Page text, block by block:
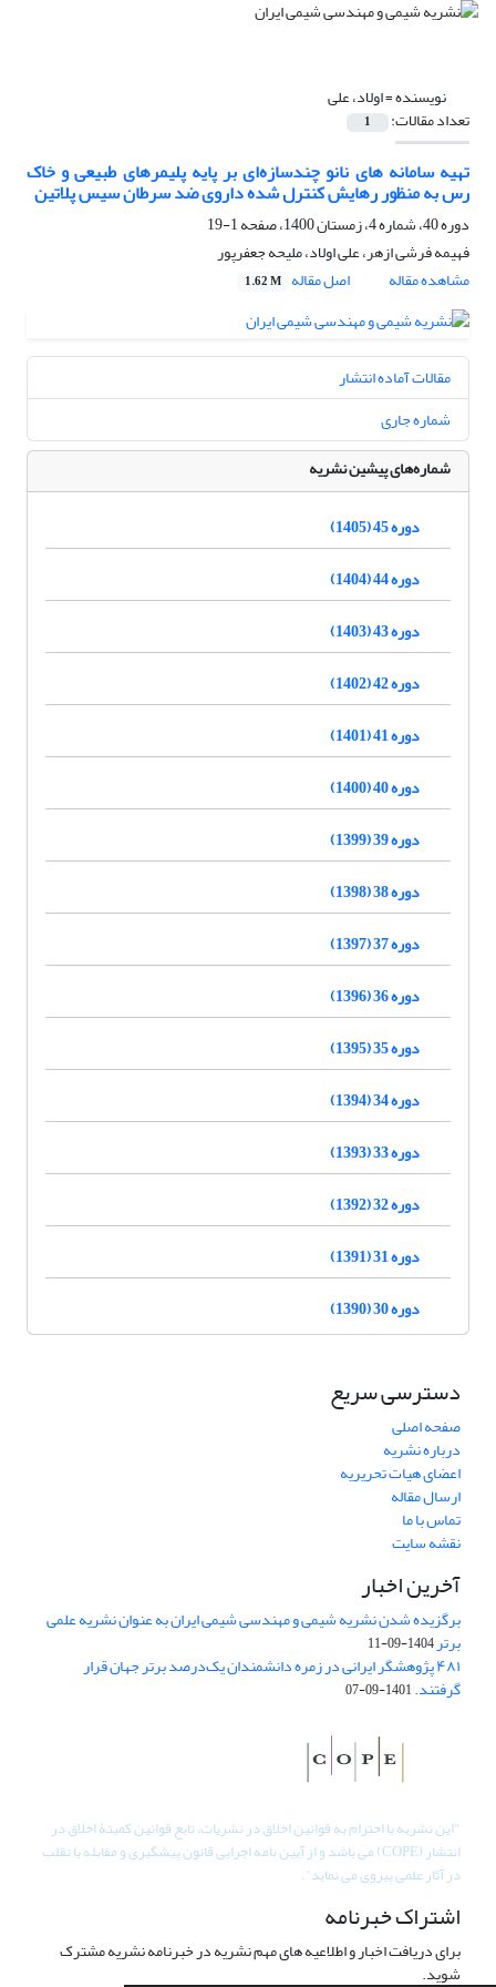
نویسنده =اولاد، علی
تعداد مقالات: 1
تهیه سامانه های نانو چندسازه‌ای بر پایه پلیمرهای طبیعی و خاک
رس به منظور رهایش کنترل شده داروی ضد سرطان سیس پلاتین
دوره 40، شماره 4، زمستان 1400، صفحه
1-19
فهیمه فرشی ازهر، علی اولاد، ملیحه جعفرپور
مشاهده مقاله
اصل مقاله 1.62 M
مقالات آماده انتشار
شماره جاری
شماره‌های پیشین نشریه
دوره 45 (1405)
دوره 44 (1404)
دوره 43 (1403)
دوره 42 (1402)
دوره 41 (1401)
دوره 40 (1400)
دوره 39 (1399)
دوره 38 (1398)
دوره 37 (1397)
دوره 36 (1396)
دوره 35 (1395)
دوره 34 (1394)
دوره 33 (1393)
دوره 32 (1392)
دوره 31 (1391)
دوره 30 (1390)
دسترسی سریع
صفحه اصلی
درباره نشریه
اعضای هیات تحریریه
ارسال مقاله
تماس با ما
نقشه سایت
آخرین اخبار
برگزیده شدن نشریه شیمی و مهندسی شیمی ایران به عنوان نشریه علمی
برتر1404-09-11
۴۸۱ پژوهشگر ایرانی در زمره دانشمندان یک‌درصد برتر جهان قرار
گرفتند.1401-09-07
"این نشریه با احترام به قوانین اخلاق در نشریات، تابع قوانین کمیتۀ اخلاق در
انتشار (COPE) می باشد و از آیین نامه اجرایی قانون پیشگیری و مقابله با تقلب
در آثار علمی پیروی می نماید".
اشتراک خبرنامه
برای دریافت اخبار و اطلاعیه های مهم نشریه در خبرنامه نشریه مشترک
شوید.